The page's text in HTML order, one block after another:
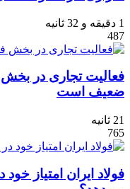
1 دقیقه و 32 ثانیه
487
فعالیت تجاری در
ضعیف است
21 ثانیه
765
فولاد ایران امتیاز